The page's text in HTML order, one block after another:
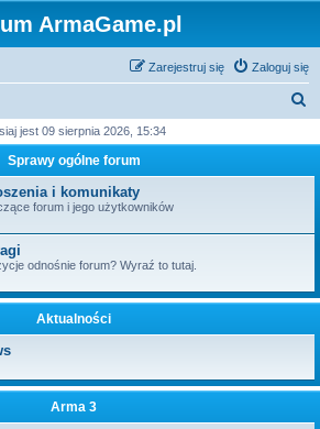
ArmaGame.pl
Zaloguj się
Zarejestruj się
k
j
jest 09 sierpnia 2026, 15:34
Sprawy ogólne forum
i komunikaty
forum i jego użytkowników
odnośnie forum? Wyraź to tutaj.
Aktualności
Arma 3